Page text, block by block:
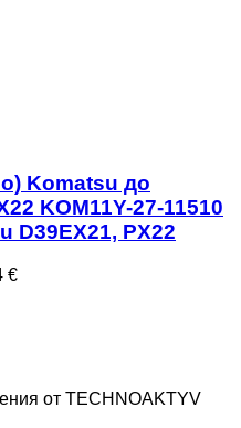
Komatsu до
KOM11Y-27-11510
D39EX21, PX22
€
от TECHNOAKTYV